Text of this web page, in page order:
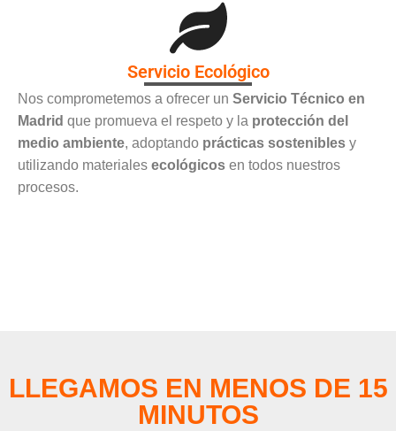
Servicio Ecológico
Nos comprometemos a ofrecer un Servicio Técnico en
Madrid que promueva el respeto y la protección del
medio ambiente, adoptando prácticas sostenibles y
utilizando materiales ecológicos en todos nuestros
procesos.
LLEGAMOS EN MENOS DE 15
MINUTOS